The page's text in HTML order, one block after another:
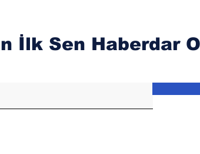
İlk Sen Haberdar